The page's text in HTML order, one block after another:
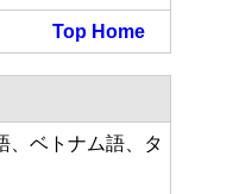
Top Home
、ベトナム語、タ